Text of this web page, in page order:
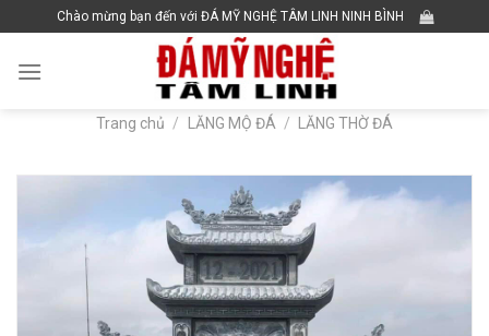
to
content
Chào mừng bạn đến với ĐÁ MỸ NGHỆ TÂM LINH NINH BÌNH
Trang chủ / LĂNG MỘ ĐÁ / LĂNG THỜ ĐÁ